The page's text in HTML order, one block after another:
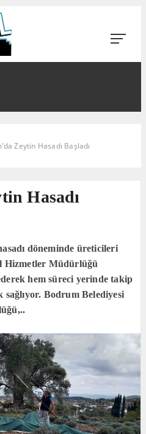
Zeytin Hasadı Başladı
Hasadı
döneminde üreticileri
Hizmetler Müdürlüğü
hem süreci yerinde takip
Bodrum Belediyesi